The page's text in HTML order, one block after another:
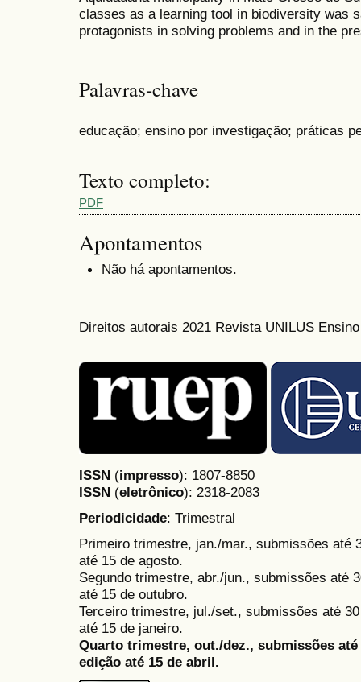
classes as a learning tool in biodiversity was
protagonists in solving problems and in the
Palavras-chave
educação; ensino por investigação; práticas
Texto completo:
PDF
Apontamentos
Não há apontamentos.
Direitos autorais 2021 Revista UNILUS
ISSN (impresso): 1807-8850
ISSN (eletrônico): 2318-2083
Periodicidade: Trimestral
Primeiro trimestre, jan./mar., submissões até
até 15 de agosto.
Segundo trimestre, abr./jun., submissões até
até 15 de outubro.
Terceiro trimestre, jul./set., submissões até
até 15 de janeiro.
Quarto trimestre, out./dez., submissões
edição até 15 de abril.